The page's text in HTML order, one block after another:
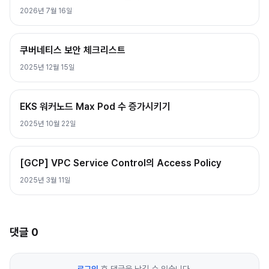
2026년 7월 16일
쿠버네티스 보안 체크리스트
2025년 12월 15일
EKS 워커노드 Max Pod 수 증가시키기
2025년 10월 22일
[GCP] VPC Service Control의 Access Policy
2025년 3월 11일
댓글 0